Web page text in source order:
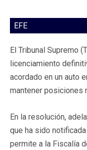
EFE
El Tribunal Supremo
licenciamiento
acordado en un auto
mantener posiciones
En la resolución,
que ha sido
permite a la Fiscalía